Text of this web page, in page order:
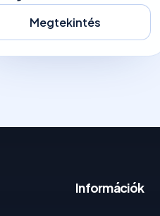
Megtekintés
Információk